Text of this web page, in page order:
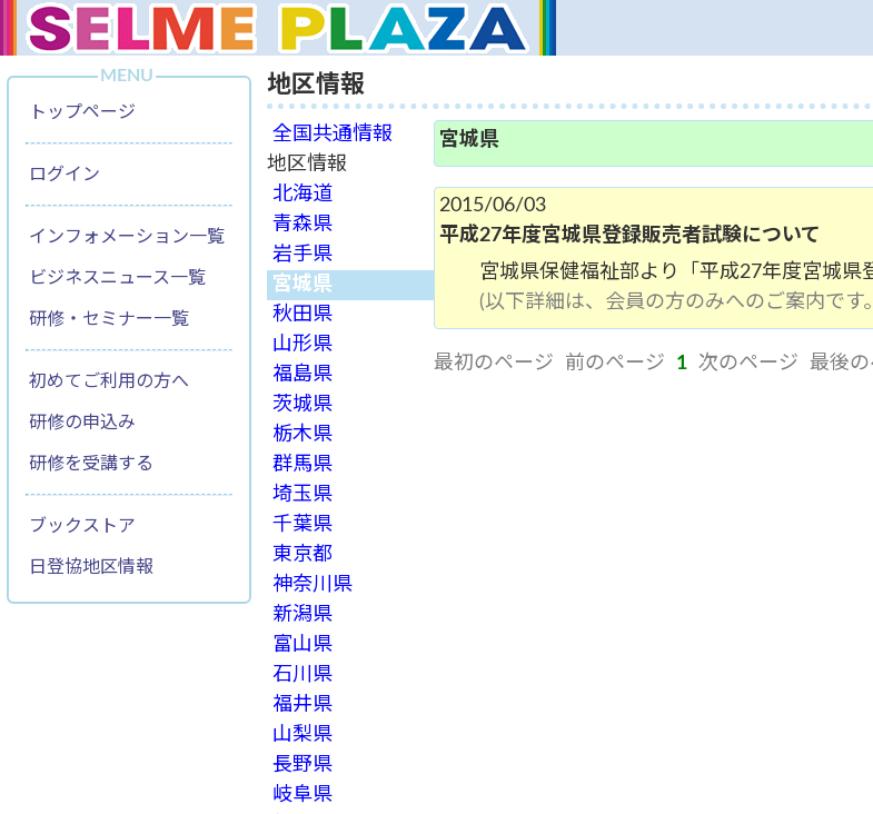
MENU
トップページ
ログイン
インフォメーション一覧
ビジネスニュース一覧
研修・セミナー一覧
初めてご利用の方へ
研修の申込み
研修を受講する
ブックストア
日登協地区情報
地区情報
全国共通情報
地区情報
北海道
青森県
岩手県
宮城県
秋田県
山形県
福島県
茨城県
栃木県
群馬県
埼玉県
千葉県
東京都
神奈川県
新潟県
富山県
石川県
福井県
山梨県
長野県
岐阜県
宮城県
2015/06/03
平成27年度宮城県登録販売者試験について
宮城県保健福祉部より「平成27年度宮城県
(以下詳細は、会員の方のみへのご案内です
最初のページ 前のページ 1 次のページ 最後